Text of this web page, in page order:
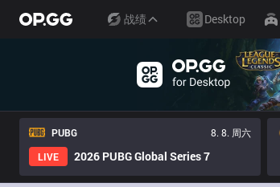
战绩 Desktop
PUBG
8. 8. 周六
LIVE
2026 PUBG Global Series 7